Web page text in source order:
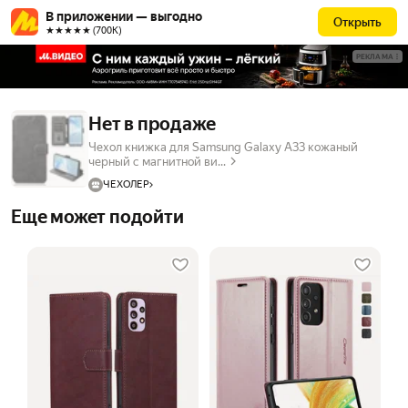
В приложении — выгодно
★★★★★ (700К)
Открыть
РЕКЛАМА
Нет в продаже
Чехол книжка для Samsung Galaxy A33 кожаный
черный с магнитной ви...
ЧЕХОЛЕР
Еще может подойти